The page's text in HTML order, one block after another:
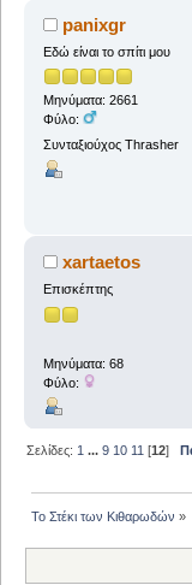
panixgr
Εδώ είναι το σπίτι μου
Μηνύματα: 2661
Φύλο:
Συνταξιούχος Thrasher
xartaetos
Επισκέπτης
Μηνύματα: 68
Φύλο:
Σελίδες: 1 ...9 10 11 [12]
Το Στέκι των Κιθαρωδών »